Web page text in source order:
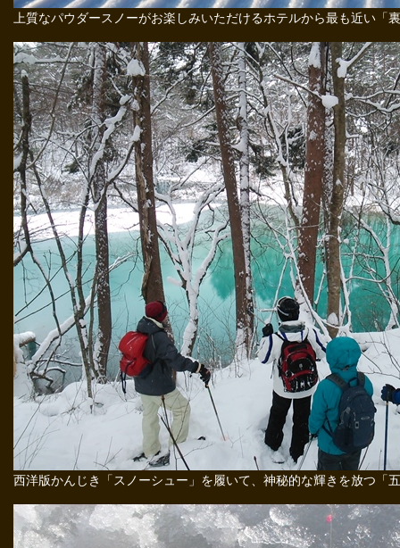
上質なパウダースノーがお楽しみいただけるホテルから最も近い「
西洋版かんじき「スノーシュー」を履いて、神秘的な輝きを放つ「